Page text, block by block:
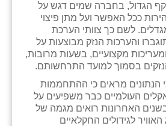
הגדול, בחברה שמים דגש על
ככל האפשר ועל מתן פיצוי
לשם כך צוותי הערכת
והערכות הנזק מבוצעות על
מקצועיים, בשעות מרובות,
בסמוך למועד התרחשותם.
הנתונים מראים כי ההתחממות
העולמיים כבר משפיעים על
האחרונות רואים מגמה של
האוויר לגידולים החקלאיים